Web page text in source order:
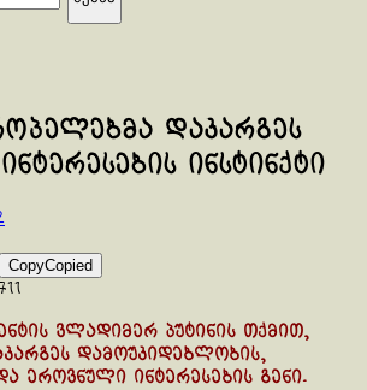
დაკარგეს
ინსტინქტი
CopyCopied
ვლადიმერ პუტინის თქმით,
დამოუკიდებლობის,
ეროვნული ინტერესების გენი.